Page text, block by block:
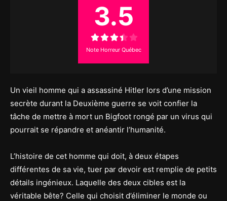
3.5
Note Horreur Québec
Un vieil homme qui a assassiné Hitler lors d’une mission
secrète durant la Deuxième guerre se voit confier la
tâche de mettre à mort un Bigfoot rongé par un virus qui
pourrait se répandre et anéantir l’humanité.
L’histoire de cet homme qui doit, à deux étapes
différentes de sa vie, tuer par devoir est remplie de petits
détails ingénieux. Laquelle des deux cibles est la
véritable bête? Celle qui choisit d’éliminer le monde ou